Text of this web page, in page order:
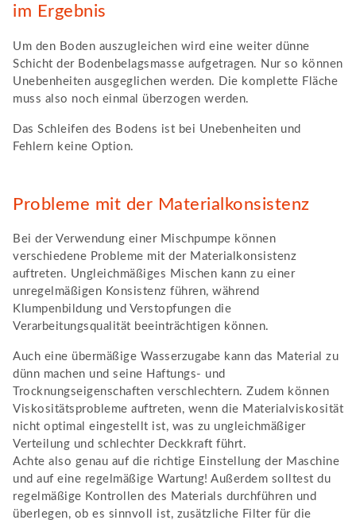
im Ergebnis
Um den Boden auszugleichen wird eine weiter dünne
Schicht der Bodenbelagsmasse aufgetragen. Nur so können
Unebenheiten ausgeglichen werden. Die komplette Fläche
muss also noch einmal überzogen werden.
Das Schleifen des Bodens ist bei Unebenheiten und
Fehlern keine Option.
Probleme mit der Materialkonsistenz
Bei der Verwendung einer Mischpumpe können
verschiedene Probleme mit der Materialkonsistenz
auftreten. Ungleichmäßiges Mischen kann zu einer
unregelmäßigen Konsistenz führen, während
Klumpenbildung und Verstopfungen die
Verarbeitungsqualität beeinträchtigen können.
Auch eine übermäßige Wasserzugabe kann das Material zu
dünn machen und seine Haftungs- und
Trocknungseigenschaften verschlechtern. Zudem können
Viskositätsprobleme auftreten, wenn die Materialviskosität
nicht optimal eingestellt ist, was zu ungleichmäßiger
Verteilung und schlechter Deckkraft führt.
Achte also genau auf die richtige Einstellung der Maschine
und auf eine regelmäßige Wartung! Außerdem solltest du
regelmäßige Kontrollen des Materials durchführen und
überlegen, ob es sinnvoll ist, zusätzliche Filter für die